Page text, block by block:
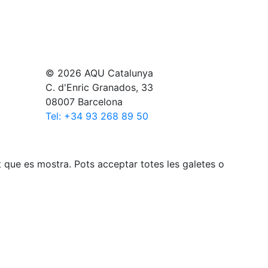
© 2026 AQU Catalunya
C. d'Enric Granados, 33
08007 Barcelona
Tel: +34 93 268 89 50
es mostra. Pots acceptar totes les galetes o